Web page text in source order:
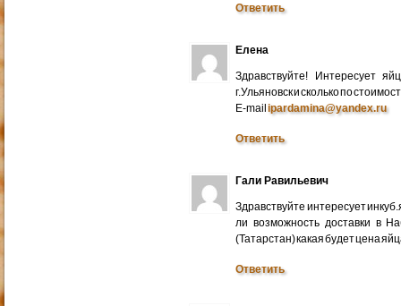
Ответить
Елена
Здравствуйте! Интересует
г.Ульяновск и сколько по
E-mailipardamina@yandex.ru
Ответить
Гали Равильевич
Здравствуйте интересует
ли возможность доставки в
(Татарстан) какая будет цена
Ответить